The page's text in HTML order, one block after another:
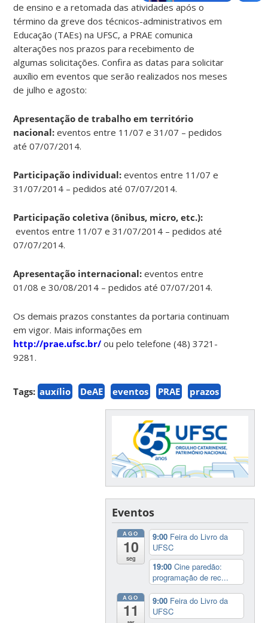
de ensino e a retomada das atividades após o
término da greve dos técnicos-administrativos em
Educação (TAEs) na UFSC, a PRAE comunica
alterações nos prazos para recebimento de
algumas solicitações. Confira as datas para solicitar
auxílio em eventos que serão realizados nos meses
de julho e agosto:
Apresentação de trabalho em território
nacional: eventos entre 11/07 e 31/07 – pedidos
até 07/07/2014.
Participação individual:eventos entre 11/07 e
31/07/2014 – pedidos até 07/07/2014.
Participação coletiva (ônibus, micro, etc.):
eventos entre 11/07 e 31/07/2014 – pedidos até
07/07/2014.
Apresentação internacional: eventos entre
01/08 e 30/08/2014 – pedidos até 07/07/2014.
Os demais prazos constantes da portaria continuam
em vigor. Mais informações em
http://prae.ufsc.br/ ou pelo telefone (48) 3721-
9281.
Tags: auxílio DeAE eventos PRAE prazos
Eventos
AGO
10
seg
9:00 Feira do Livro da
UFSC
19:00Cine paredão:
programação de rec...
AGO
11
9:00 Feira do Livro da
UFSC